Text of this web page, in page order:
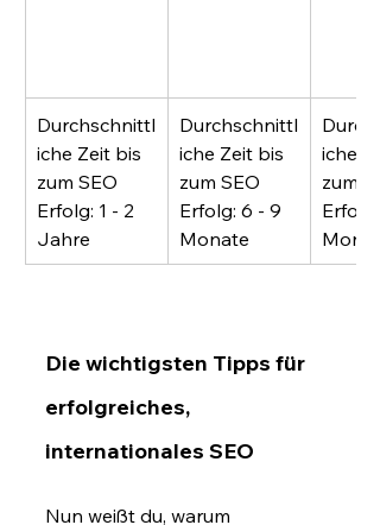
Durchschnittl
iche Zeit bis
zum SEO
Erfolg: 1 - 2
Jahre
Durchschnittl
iche Zeit bis
zum SEO
Erfolg: 6 - 9
Monate
iche
zum
Erfolg:
Monate
Die wichtigsten Tipps für
erfolgreiches,
internationales SEO
Nun weißt du, warum